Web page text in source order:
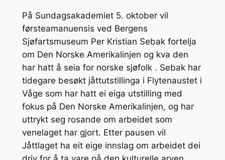
På Sundagsakademiet 5. oktober vil
førsteamanuensis ved Bergens
Sjøfartsmuseum Per Kristian Sebak fortelja
om Den Norske Amerikalinjen og kva den
har hatt å seia for norske sjøfolk . Sebak har
tidegare besøkt jåttutstillinga i Flytenaustet i
Våge som har hatt ei eiga utstilling med
fokus på Den Norske Amerikalinjen, og har
uttrykt seg rosande om arbeidet som
venelaget har gjort. Etter pausen vil
Jåttlaget ha eit eige innslag om arbeidet dei